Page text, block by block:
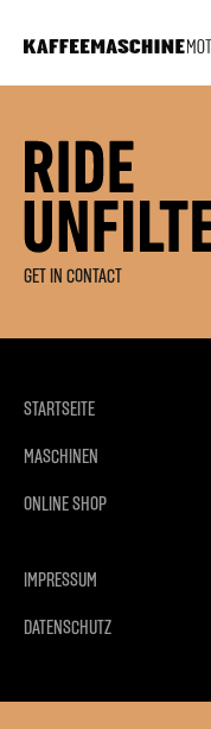
GET IN CONTACT
STARTSEITE
MASCHINEN
ONLINE SHOP
IMPRESSUM
DATENSCHUTZ